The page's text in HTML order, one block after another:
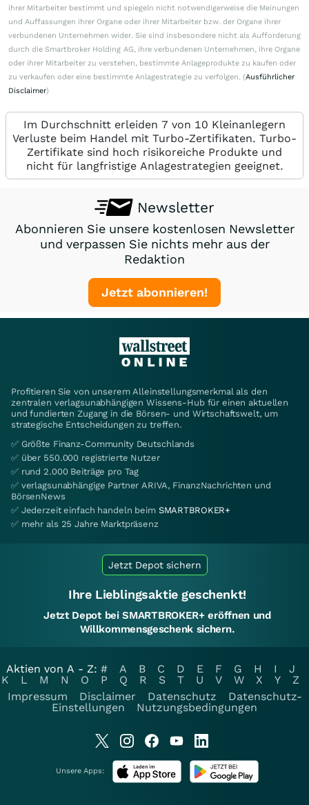
ihrer Mitarbeiter bestimmt und spiegeln nicht notwendigerweise die Meinungen
und Auffassungen ihrer Organe oder ihrer Mitarbeiter bzw. der Organe ihrer
verbundenen Unternehmen wider. Sie sind insbesondere nicht als Aufforderung
durch die Smartbroker Holding AG, ihre verbundenen Unternehmen, ihre Organe
oder ihrer Mitarbeiter zu verstehen, bestimmte Anlageprodukte zu kaufen oder
zu verkaufen oder eine bestimmte Anlagestrategie zu verfolgen. (Ausführlicher
Disclaimer)
Im Durchschnitt erleiden 7 von 10 Kleinanlegern
Verluste beim Handel mit Turbo-Zertifikaten. Turbo-
Zertifikate sind hoch risikoreiche Produkte und
nicht für langfristige Anlagestrategien geeignet.
Newsletter
Abonnieren Sie unsere kostenlosen Newsletter
und verpassen Sie nichts mehr aus der
Redaktion
Jetzt abonnieren!
Profitieren Sie von unserem Alleinstellungsmerkmal als den
zentralen verlagsunabhängigen Wissens-Hub für einen aktuellen
und fundierten Zugang in die Börsen- und Wirtschaftswelt, um
strategische Entscheidungen zu treffen.
✅ Größte Finanz-Community Deutschlands
✅ über 550.000 registrierte Nutzer
✅ rund 2.000 Beiträge pro Tag
✅ verlagsunabhängige Partner ARIVA, FinanzNachrichten und
BörsenNews
✅ Jederzeit einfach handeln beim SMARTBROKER+
✅ mehr als 25 Jahre Marktpräsenz
Jetzt Depot sichern
Ihre Lieblingsaktie geschenkt!
Jetzt Depot bei SMARTBROKER+ eröffnen und
Willkommensgeschenk sichern.
Aktien von A - Z: # A B C D E F G H I
J
K
L M N O P Q R S T U V W X Y
Z
Impressum
Disclaimer Datenschutz
Datenschutz-
Einstellungen
Nutzungsbedingungen
Unsere Apps: